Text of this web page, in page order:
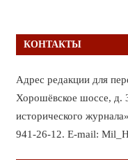
КОНТАКТЫ
Адрес редакции для
Хорошёвское шоссе, д.
исторического
941-26-12. E-mail: